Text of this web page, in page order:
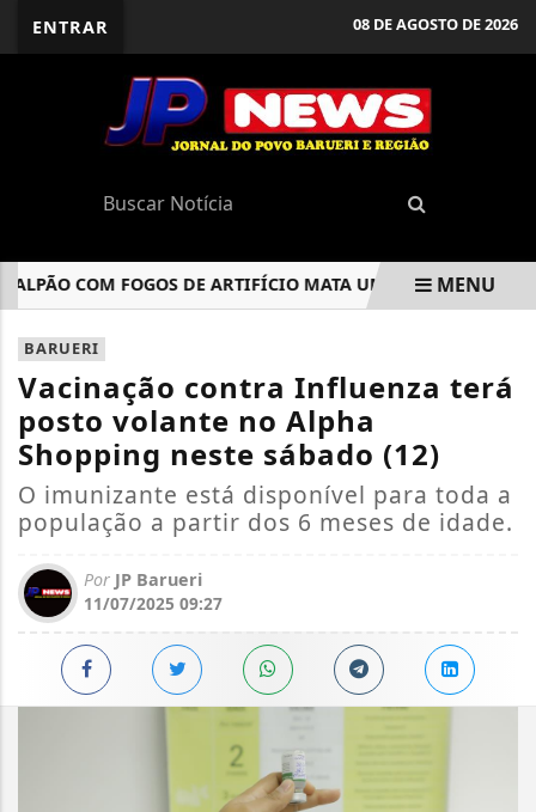
ENTRAR 08 DE AGOSTO DE 2026
COM FOGOS DE ARTIFÍCIO MATA UMA PESSOA EM SÃO
EM ALTA
MENU
BARUERI
Vacinação contra Influenza terá
posto volante no Alpha
Shopping neste sábado (12)
O imunizante está disponível para toda a
população a partir dos 6 meses de idade.
Por JP Barueri
11/07/2025 09:27